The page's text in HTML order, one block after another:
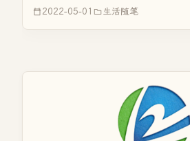
车发生了交通事故。《交通事故》发生
2022-05-01 生活随笔